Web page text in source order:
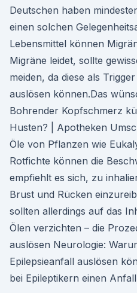
Deutschen haben
einen solchen
Lebensmittel können
Migräne leidet, sollte
meiden, da diese als
auslösen können.Das
Bohrender Kopfschmerz
Husten? | Apotheken
Öle von Pflanzen wie
Rotfichte können die
empfiehlt es sich, zu
Brust und Rücken
sollten allerdings auf das
Ölen verzichten – die
auslösen Neurologie:
Epilepsieanfall auslösen
bei Epileptikern einen